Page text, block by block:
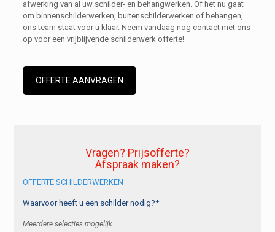
afwerking van al uw schilder- en behangwerken. Of het nu gaat
om binnenschilderwerken, buitenschilderwerken of behangen,
ons team staat voor u klaar. Neem vandaag nog contact met ons
op voor een vrijblijvende schilderwerk offerte!
OFFERTE AANVRAGEN
Vragen? Prijsofferte?
Afspraak maken?
OFFERTE SCHILDERWERKEN
Waarvoor heeft u een schilder nodig?*
Meerdere selecties mogelijk.